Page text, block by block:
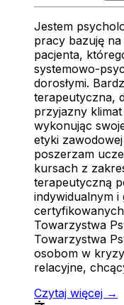
Jestem
pracy bazuję
pacjenta,
systemowo-
dorosłymi.
terapeutyczna,
przyjazny
wykonując
etyki
poszerzam
kursach z
terapeutyczną
indywidualnym
Towarzystwa
Towarzystwa
osobom w
relacyjne,
Czytaj więcej →